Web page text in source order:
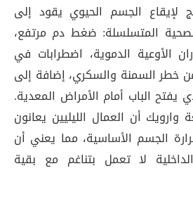
لإيقاع الجسم الحيوي يقود إلى
المتسلسلة: ضغط دم مرتفع،
الأوعية الدموية، اضطرابات في
من خطر السمنة والسكري، إضافة إلى
يفتح الباب أمام الأمراض المعدية.
أن العمال الليليين يعانون
الجسم الأساسية، مما يعني أن
لا تعمل بتناغم مع بقية